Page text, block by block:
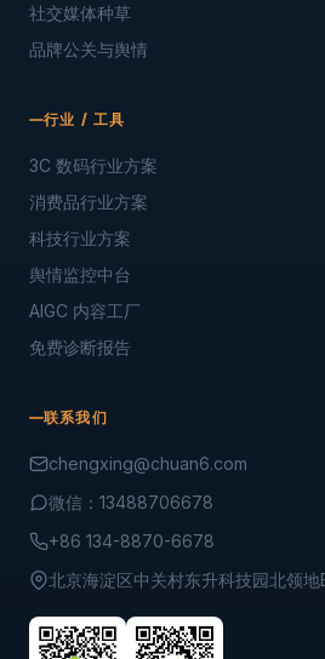
社交媒体种草
品牌公关与舆情
行业 / 工具
3C 数码行业方案
消费品行业方案
科技行业方案
舆情监控中台
AIGC 内容工厂
免费诊断报告
联系我们
chengxing@chuan6.com
微信：13488706678
+86 134-8870-6678
北京海淀区中关村东升科技园北领地